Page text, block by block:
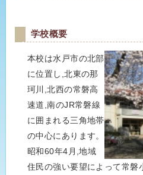
学校概要
本校は水戸市の北部
に位置し,北東の那
珂川,北西の常磐高
速道,南のJR常磐線
に囲まれる三角地帯
の中心にあります。
昭和60年4月,地域
住民の強い要望によって常磐